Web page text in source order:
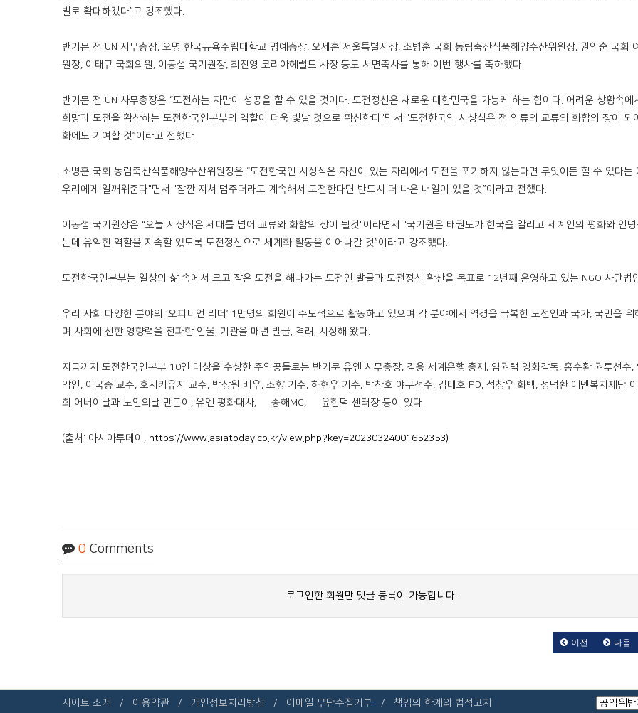
벌로 확대하겠다”고 강조했다.
반기문 전 UN 사무총장, 오명 한국뉴욕주립대학교 명예총장, 오세훈 서울특별시장, 소병훈 국회 농림축산식품해양수산위원장, 권인순 국회
원장, 이태규 국회의원, 이동섭 국기원장, 최진영 코리아헤럴드 사장 등도 서면축사를 통해 이번 행사를 축하했다.
반기문 전 UN 사무총장은 “도전하는 자만이 성공을 할 수 있을 것이다. 도전정신은 새로운 대한민국을 가능케 하는 힘이다. 어려운 상황속에
희망과 도전을 확산하는 도전한국인본부의 역할이 더욱 빛날 것으로 확신한다"면서 "도전한국인 시상식은 전 인류의 교류와 화합의 장이 되
화에도 기여할 것”이라고 전했다.
소병훈 국회 농림축산식품해양수산위원장은 “도전한국인 시상식은 자신이 있는 자리에서 도전을 포기하지 않는다면 무엇이든 할 수 있다는
우리에게 일깨워준다"면서 "잠깐 지쳐 멈주더라도 계속해서 도전한다면 반드시 더 나은 내일이 있을 것”이라고 전했다.
이동섭 국기원장은 “오늘 시상식은 세대를 넘어 교류와 화합의 장이 될것"이라면서 "국기원은 태권도가 한국을 알리고 세계인의 평화와 안
는데 유익한 역할을 지속할 있도록 도전정신으로 세계화 활동을 이어나갈 것”이라고 강조했다.
도전한국인본부는 일상의 삶 속에서 크고 작은 도전을 해나가는 도전인 발굴과 도전정신 확산을 목표로 12년째 운영하고 있는 NGO 사단법
우리 사회 다양한 분야의 ‘오피니언 리더’ 1만명의 회원이 주도적으로 활동하고 있으며 각 분야에서 역경을 극복한 도전인과 국가, 국민을 위
며 사회에 선한 영향력을 전파한 인물, 기관을 매년 발굴, 격려, 시상해 왔다.
지금까지 도전한국인본부 10인 대상을 수상한 주인공들로는 반기문 유엔 사무총장, 김용 세계은행 총재, 임권택 영화감독, 홍수환 권투선수,
악인, 이국종 교수, 호사카유지 교수, 박상원 배우, 소향 가수, 하현우 가수, 박찬호 야구선수, 김태호 PD, 석창우 화백, 정덕환 에덴복지재단
희 어버이날과 노인의날 만든이, 유엔 평화대사, 故 송해MC, 故 윤한덕 센터장 등이 있다.
(출처: 아시아투데이, https://www.asiatoday.co.kr/view.php?key=20230324001652353)
0 Comments
로그인한 회원만 댓글 등록이 가능합니다.
이전 다음
사이트 소개 이용약관 개인정보처리방침 이메일 무단수집거부 책임의 한계와 법적고지